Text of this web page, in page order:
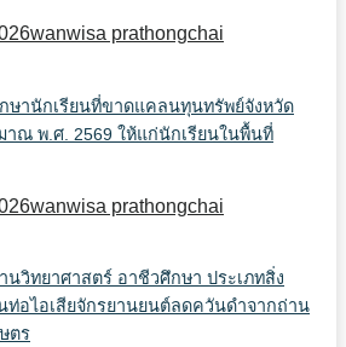
wanwisa prathongchai
ษานักเรียนที่ขาดแคลนทุนทรัพย์จังหวัด
าณ พ.ศ. 2569 ให้แก่นักเรียนในพื้นที่
wanwisa prathongchai
นวิทยาศาสตร์ อาชีวศึกษา ประเภทสิ่ง
ท่อไอเสียจักรยานยนต์ลดควันดำจากถ่าน
ตร